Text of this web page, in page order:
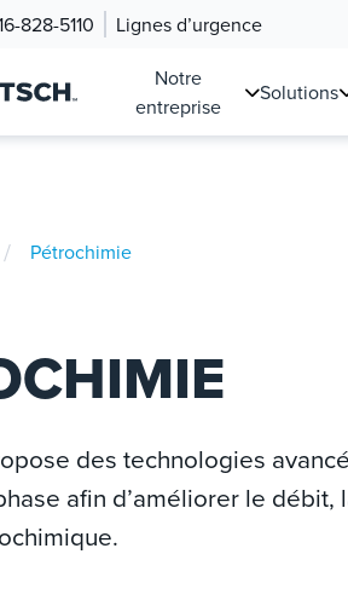
828-5110 Lignes d’urgence
Notre
entreprise
Solutions
/ Pétrochimie
des technologies
afin d’améliorer le